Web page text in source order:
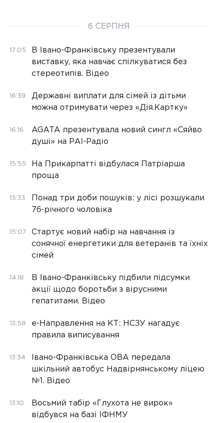
6 СЕРПНЯ
17:05
В Івано-Франківську презентували
виставку, яка навчає спілкуватися без
стереотипів. Відео
16:39
Державні виплати для сімей із дітьми
можна отримувати через «Дія.Картку»
16:16
AGATA презентувала новий сингл «Сяйво
душі» на РАІ-Радіо
15:55
На Прикарпатті відбулася Патріарша
проща
15:33
Понад три доби пошуків: у лісі розшукали
76-річного чоловіка
15:07
Стартує новий набір на навчання із
сонячної енергетики для ветеранів та їхніх
сімей
14:18
В Івано-Франківську підбили підсумки
акції щодо боротьби з вірусними
гепатитами. Відео
13:58
е-Направлення на КТ: НСЗУ нагадує
правила виписування
13:34
Івано-Франківська ОВА передала
шкільний автобус Надвірнянському ліцею
№1. Відео
13:10
Восьмий табір «Глухота не вирок»
відбувся на базі ІФНМУ